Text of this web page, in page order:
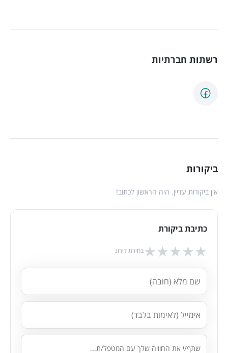
רשתות חברתיות
ביקורות
אין ביקורות עדיין. היה הראשון לכתוב!
כתיבת ביקורת
★★★★★ בחירת דירוג